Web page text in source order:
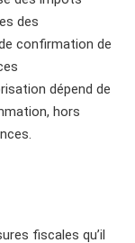
des
confirmation de
dépend de
hors
fiscales qu’il